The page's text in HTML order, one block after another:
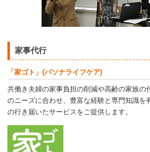
家事代行
「家ゴト」(パソナライフケア)
共働き夫婦の家事負担の削減や高齢の家族の
のニーズに合わせ、豊富な経験と専門知識を
の行き届いたサービスをご提供します。